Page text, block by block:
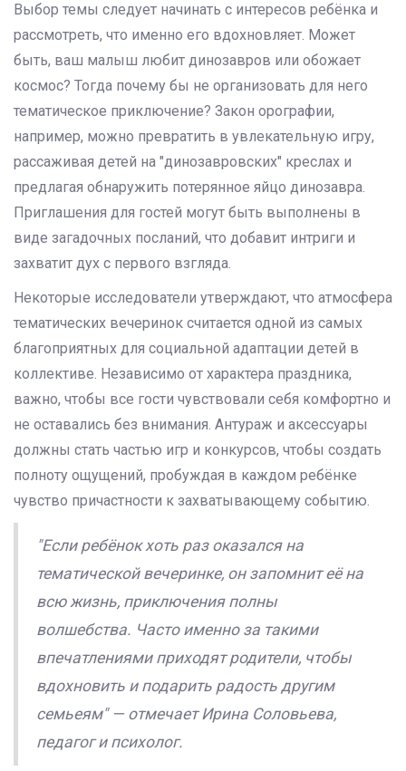
Выбор темы следует начинать с интересов ребёнка и
рассмотреть, что именно его вдохновляет. Может
быть, ваш малыш любит динозавров или обожает
космос? Тогда почему бы не организовать для него
тематическое приключение? Закон орографии,
например, можно превратить в увлекательную игру,
рассаживая детей на "динозавровских" креслах и
предлагая обнаружить потерянное яйцо динозавра.
Приглашения для гостей могут быть выполнены в
виде загадочных посланий, что добавит интриги и
захватит дух с первого взгляда.
Некоторые исследователи утверждают, что атмосфера
тематических вечеринок считается одной из самых
благоприятных для социальной адаптации детей в
коллективе. Независимо от характера праздника,
важно, чтобы все гости чувствовали себя комфортно и
не оставались без внимания. Антураж и аксессуары
должны стать частью игр и конкурсов, чтобы создать
полноту ощущений, пробуждая в каждом ребёнке
чувство причастности к захватывающему событию.
"Если ребёнок хоть раз оказался на
тематической вечеринке, он запомнит её на
всю жизнь, приключения полны
волшебства. Часто именно за такими
впечатлениями приходят родители, чтобы
вдохновить и подарить радость другим
семьеям" — отмечает Ирина Соловьева,
педагог и психолог.